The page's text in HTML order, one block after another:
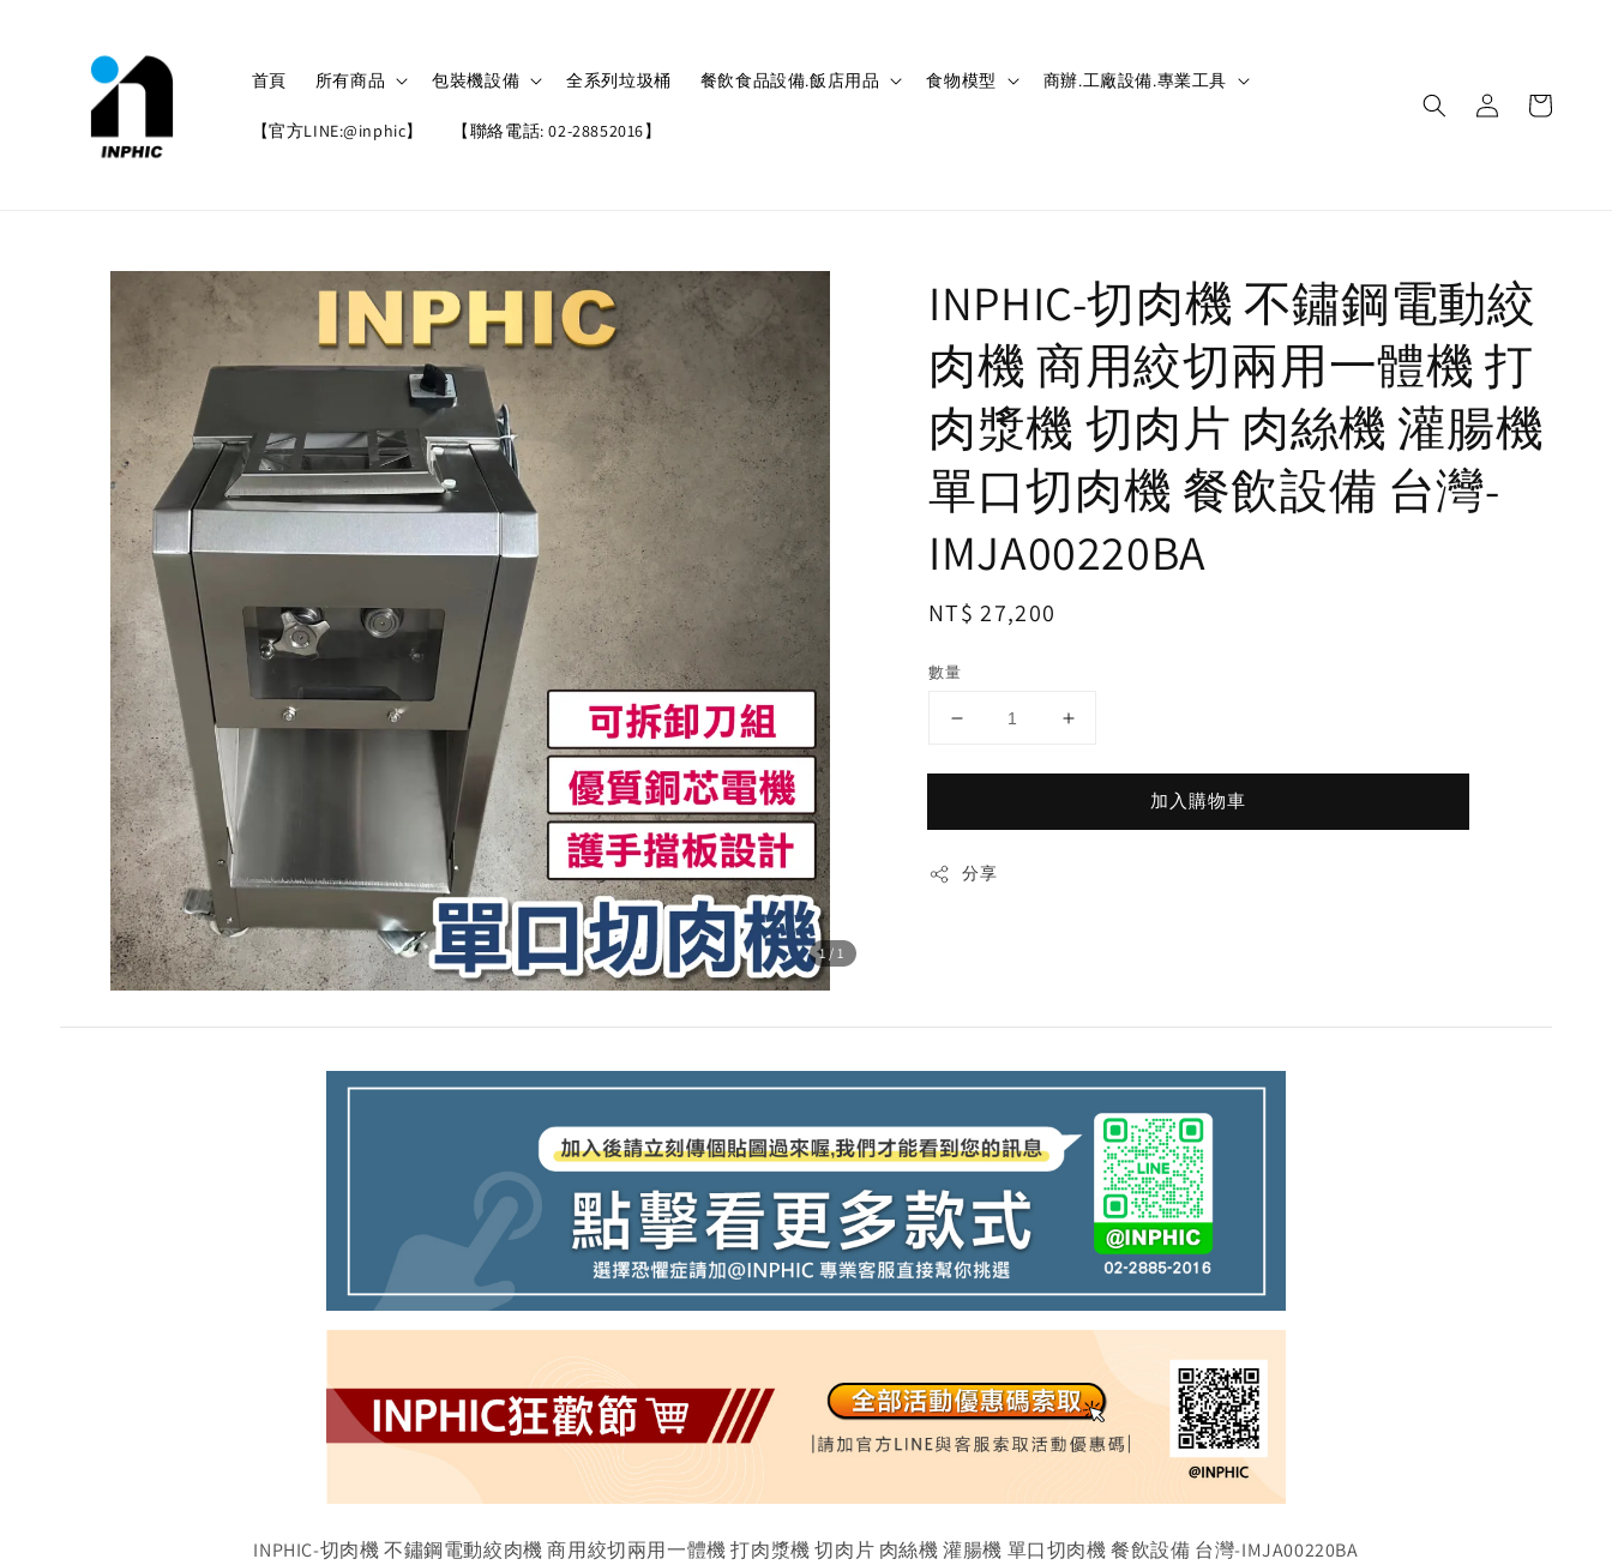
首頁 所有商品 包裝機設備 全系列垃圾桶 餐飲食品設備.飯店用品 食物模型 商辦.工廠設備.專業工具
【官方LINE:@inphic】 【聯絡電話: 02-28852016】
1/1
INPHIC-切肉機 不鏽鋼電動絞
肉機 商用絞切兩用一體機 打
肉漿機 切肉片 肉絲機 灌腸機
單口切肉機 餐飲設備 台灣-
IMJA00220BA
Regular
NT$ 27,200
數量
加入購物車
分享
INPHIC-切肉機 不鏽鋼電動絞肉機 商用絞切兩用一體機 打肉漿機 切肉片 肉絲機 灌腸機 單口切肉機 餐飲設備 台灣-IMJA00220BA